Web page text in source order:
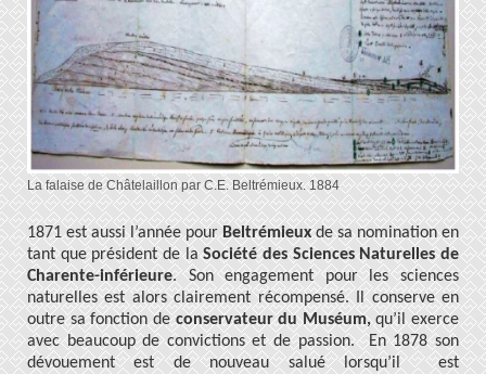
La falaise de Châtelaillon par C.E. Beltrémieux. 1884
1871 est aussi l’année pourBeltrémieuxde sa nomination en
tant que président de laSociété des Sciences Naturelles de
Charente-inférieure. Son engagement pour les sciences
naturelles est alors clairement récompensé. Il conserve en
outre sa fonction deconservateur du Muséum,qu’il exerce
avec beaucoup de convictions et de passion. En 1878 son
dévouement est de nouveau salué lorsqu’il est